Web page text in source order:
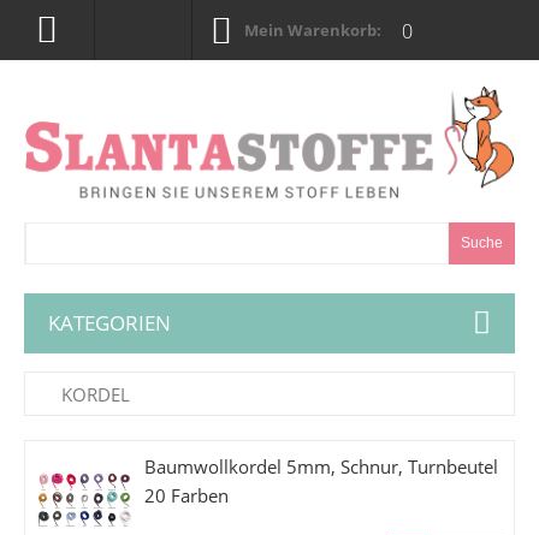
Mein Warenkorb: 0
Suche
KATEGORIEN
KORDEL
Baumwollkordel 5mm, Schnur, Turnbeutel
20 Farben